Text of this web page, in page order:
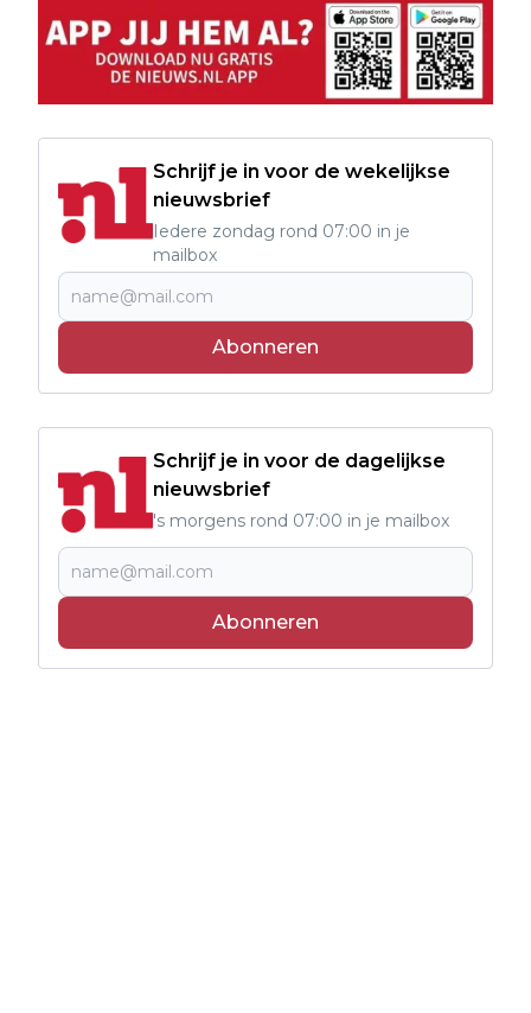
Schrijf je in voor de wekelijkse
nieuwsbrief
Iedere zondag rond 07:00 in je
mailbox
Abonneren
Schrijf je in voor de dagelijkse
nieuwsbrief
's morgens rond 07:00 in je mailbox
Abonneren